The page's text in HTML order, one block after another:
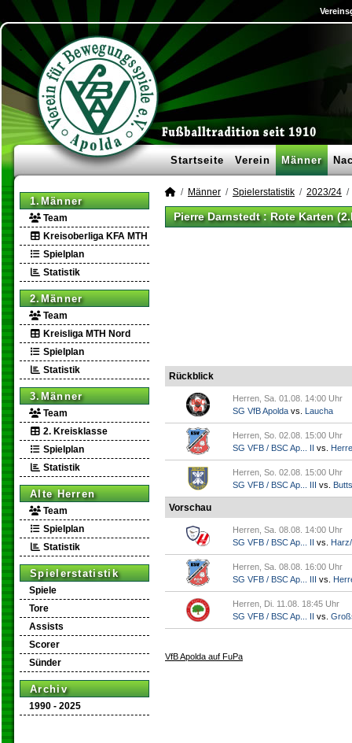
Startseite Verein Männer
1.Männer
Team
Kreisoberliga KFA MTH
Spielplan
Statistik
2.Männer
Team
Kreisliga MTH Nord
Spielplan
Statistik
3.Männer
Team
2. Kreisklasse
Spielplan
Statistik
Alte Herren
Team
Spielplan
Statistik
Spielerstatistik
Spiele
Tore
Assists
Scorer
Sünder
Archiv
1990 - 2025
Männer Spielerstatistik 2023/24
Pierre Darnstedt : Rote Karten
Rückblick
Herren, Sa. 01.08. 14:00 Uhr
SG VfB Apolda vs. Laucha
Herren, So. 02.08. 15:00 Uhr
SG VFB / BSC Ap... II vs.
Herren, So. 02.08. 15:00 Uhr
SG VFB / BSC Ap... III vs.
Vorschau
Herren, Sa. 08.08. 14:00 Uhr
SG VFB / BSC Ap... II vs.
Herren, Sa. 08.08. 16:00 Uhr
SG VFB / BSC Ap... III vs.
Herren, Di. 11.08. 18:45 Uhr
SG VFB / BSC Ap... II vs.
VfB Apolda auf FuPa